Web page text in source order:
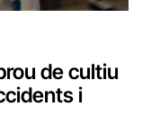
de cultiu
i